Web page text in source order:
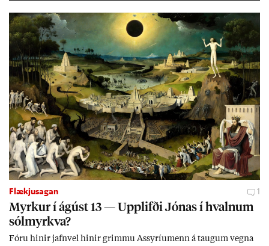
jafnt sem styrkj­um til menn­ing­ar­mála. Þá hafi katalónsk­an hlot­
ið með­byr.
Flækjusagan 1
Myrk­ur í ág­úst 13 — Upp­lifði Jón­as í hvaln­um
sól­myrkva?
Fóru hinir jafn­vel hinir grimmu Ass­yríu­menn á taug­um vegna